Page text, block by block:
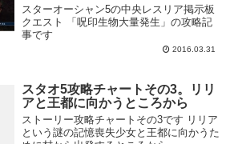
スターオーシャン5の中央レスリア掲示板
クエスト 「呪印生物大量発生」の攻略記
事です
2016.03.31
スタオ5攻略チャートその3。リリ
アと王都に向かうところから
ストーリー攻略チャートその3です リリア
という謎の記憶喪失少女と王都に向かうた